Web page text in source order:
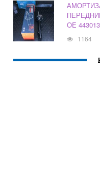
OE
1164